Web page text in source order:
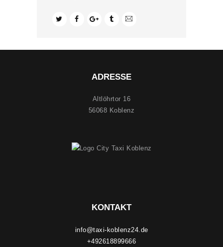
ADRESSE
Altlöhrtor 16
56068 Koblenz
KONTAKT
info@taxi-koblenz24.de
+492618899666